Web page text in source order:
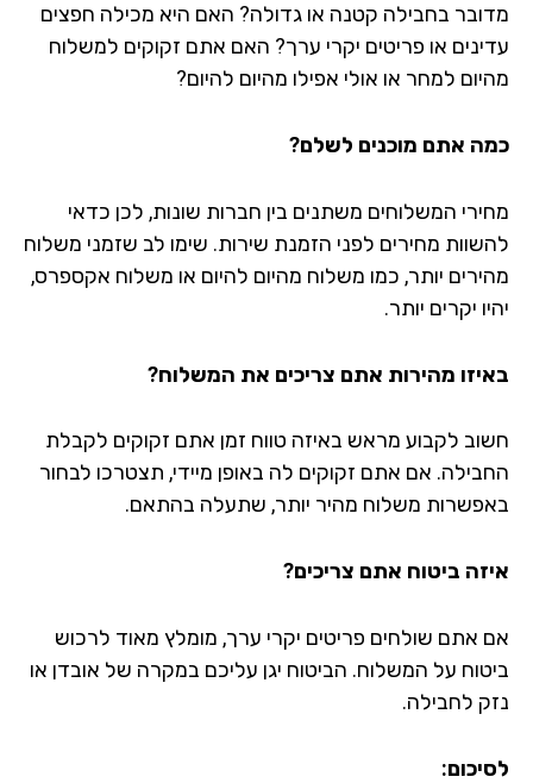
בחבילה קטנה או גדולה? האם היא מכילה חפצים
או פריטים יקרי ערך? האם אתם זקוקים למשלוח
למחר או אולי אפילו מהיום להיום?
אתם מוכנים לשלם?
המשלוחים משתנים בין חברות שונות, לכן כדאי
מחירים לפני הזמנת שירות. שימו לב שזמני משלוח
יותר, כמו משלוח מהיום להיום או משלוח אקספרס,
יקרים יותר.
מהירות אתם צריכים את המשלוח?
לקבוע מראש באיזה טווח זמן אתם זקוקים לקבלת
אם אתם זקוקים לה באופן מיידי, תצטרכו לבחור
משלוח מהיר יותר, שתעלה בהתאם.
ביטוח אתם צריכים?
אתם שולחים פריטים יקרי ערך, מומלץ מאוד לרכוש
על המשלוח. הביטוח יגן עליכם במקרה של אובדן או
לחבילה.